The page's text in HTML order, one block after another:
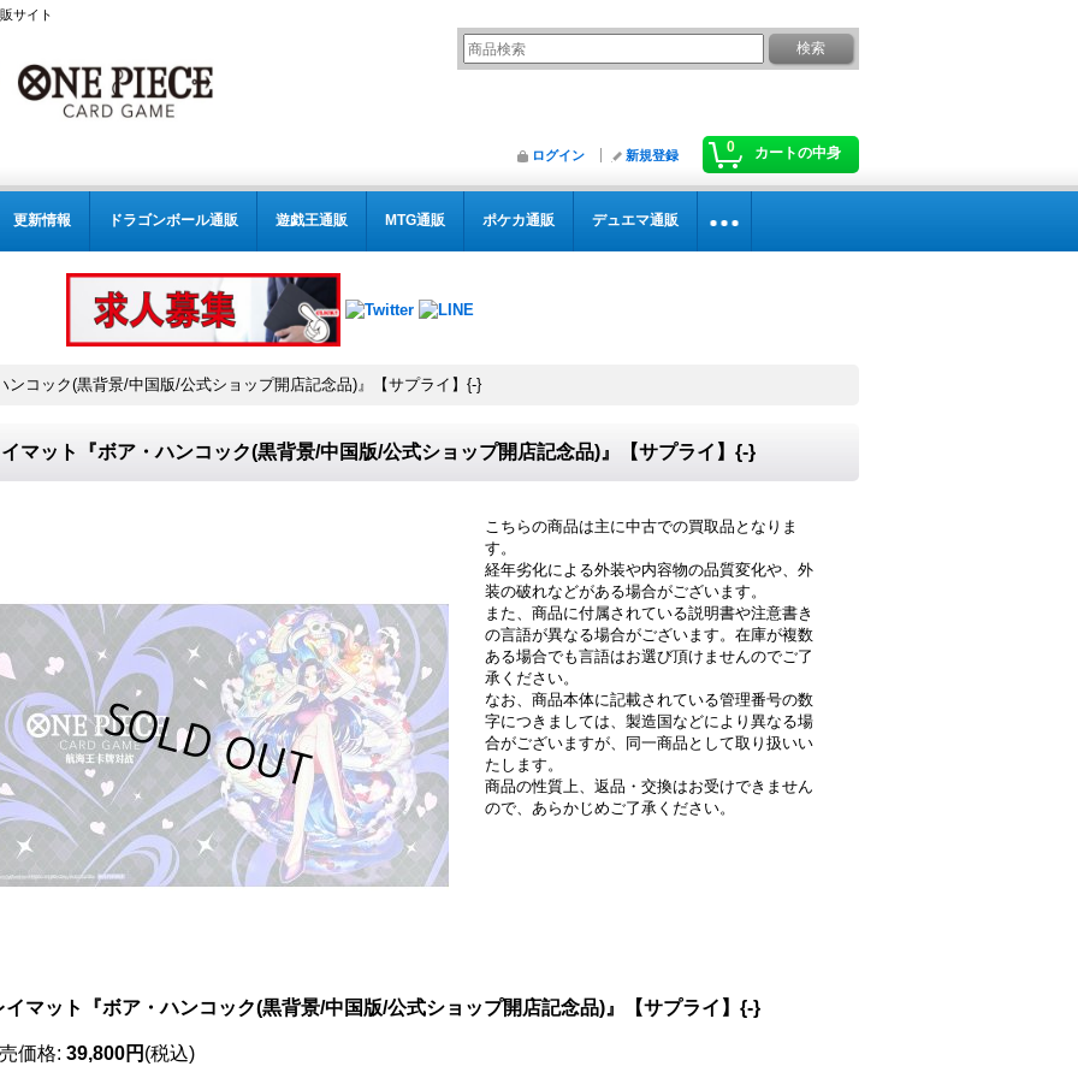
サイト
0 カートの中身
ログイン 新規登録
更新情報 ドラゴンボール通販 遊戯王通販 MTG通販 ポケカ通販 デュエマ通販
ンコック(黒背景/中国版/公式ショップ開店記念品)』【サプライ】{-}
マット『ボア・ハンコック(黒背景/中国版/公式ショップ開店記念品)』【サプライ】{-}
こちらの商品は主に中古での買取品となりま
す。
経年劣化による外装や内容物の品質変化や、外
装の破れなどがある場合がございます。
また、商品に付属されている説明書や注意書き
の言語が異なる場合がございます。在庫が複数
ある場合でも言語はお選び頂けませんのでご了
承ください。
なお、商品本体に記載されている管理番号の数
字につきましては、製造国などにより異なる場
合がございますが、同一商品として取り扱いい
たします。
商品の性質上、返品・交換はお受けできません
ので、あらかじめご了承ください。
イマット『ボア・ハンコック(黒背景/中国版/公式ショップ開店記念品)』【サプライ】{-}
価格: 39,800円 (税込)